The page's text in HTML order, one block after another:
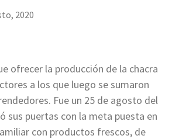
2020
ofrecer la producción de la chacra
a los que luego se sumaron
Fue un 25 de agosto del
sus puertas con la meta puesta en
con productos frescos, de